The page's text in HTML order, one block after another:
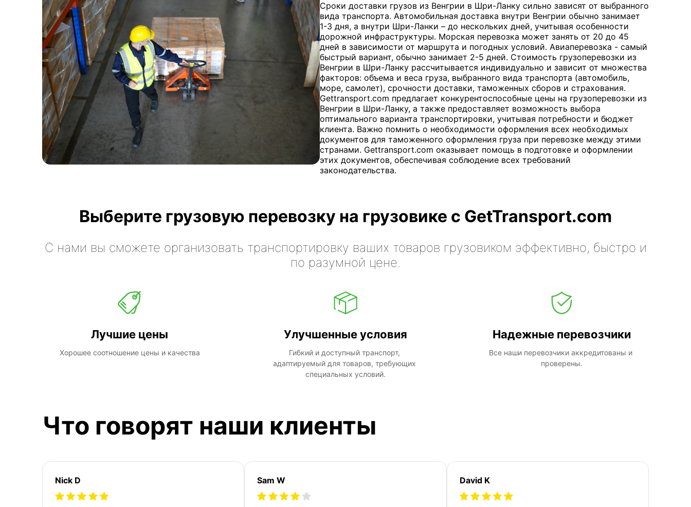
Сроки доставки грузов из Венгрии в Шри-Ланку сильно зависят от выбранного
вида транспорта. Автомобильная доставка внутри Венгрии обычно занимает
1-3 дня, а внутри Шри-Ланки – до нескольких дней, учитывая особенности
дорожной инфраструктуры. Морская перевозка может занять от 20 до 45
дней в зависимости от маршрута и погодных условий. Авиаперевозка - самый
быстрый вариант, обычно занимает 2-5 дней. Стоимость грузоперевозки из
Венгрии в Шри-Ланку рассчитывается индивидуально и зависит от множества
факторов: объема и веса груза, выбранного вида транспорта (автомобиль,
море, самолет), срочности доставки, таможенных сборов и страхования.
Gettransport.com предлагает конкурентоспособные цены на грузоперевозки из
Венгрии в Шри-Ланку, а также предоставляет возможность выбора
оптимального варианта транспортировки, учитывая потребности и бюджет
клиента. Важно помнить о необходимости оформления всех необходимых
документов для таможенного оформления груза при перевозке между этими
странами. Gettransport.com оказывает помощь в подготовке и оформлении
этих документов, обеспечивая соблюдение всех требований
законодательства.
Выберите грузовую перевозку на грузовике с GetTransport.com
С нами вы сможете организовать транспортировку ваших товаров грузовиком эффективно, быстро и
по разумной цене.
Лучшие цены
Хорошее соотношение цены и качества
Улучшенные условия
Гибкий и доступный транспорт,
адаптируемый для товаров, требующих
специальных условий.
Надежные перевозчики
Все наши перевозчики аккредитованы и
проверены.
Что говорят наши клиенты
Nick D Sam W David K